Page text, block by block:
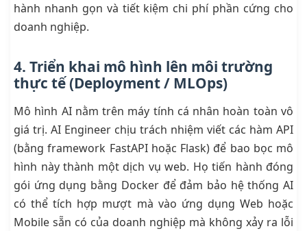
hành nhanh gọn và tiết kiệm chi phí phần cứng cho
doanh nghiệp.
4. Triển khai mô hình lên môi trường
thực tế (Deployment / MLOps)
Mô hình AI nằm trên máy tính cá nhân hoàn toàn vô
giá trị. AI Engineer chịu trách nhiệm viết các hàm API
(bằng framework FastAPI hoặc Flask) để bao bọc mô
hình này thành một dịch vụ web. Họ tiến hành đóng
gói ứng dụng bằng Docker để đảm bảo hệ thống AI
có thể tích hợp mượt mà vào ứng dụng Web hoặc
Mobile sẵn có của doanh nghiệp mà không xảy ra lỗi